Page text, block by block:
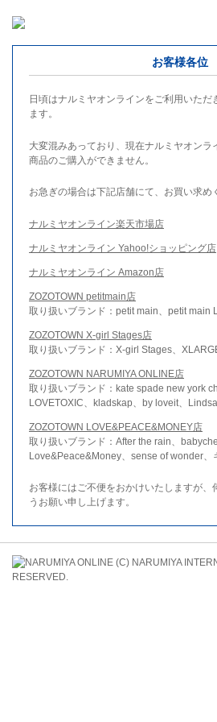
お客様各位
日頃はナルミヤオンラインをご利用いた
ます。
大変混みあっており、現在ナルミヤオンラ
商品のご購入ができません。
お急ぎの場合は下記店舗にて、お買い求め
ナルミヤオンライン楽天市場店
ナルミヤオンライン Yahoo!ショッピング店
ナルミヤオンライン Amazon店
ZOZOTOWN petitmain店
取り扱いブランド：petit main、petit main
ZOZOTOWN X-girl Stages店
取り扱いブランド：X-girl Stages、
ZOZOTOWN NARUMIYA ONLINE店
取り扱いブランド：kate spade new york
LOVETOXIC、kladskap、by loveit、
ZOZOTOWN LOVE&PEACE&MONEY店
取り扱いブランド：After the rain、
Love&Peace&Money、sense of wonder、
お客様にはご不便をおかけいたしますが、
うお願い申し上げます。